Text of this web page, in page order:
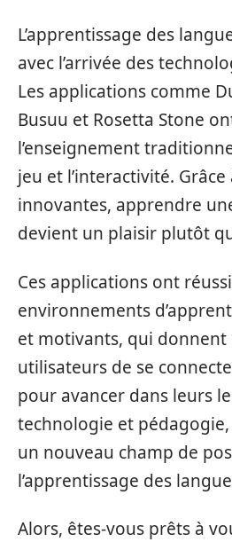
L’apprentissage des
avec l’arrivée des
Les applications comme
Busuu et Rosetta Stone
l’enseignement
jeu et l’interactivité.
innovantes, apprendre
devient un plaisir plutôt
Ces applications ont
environnements
et motivants, qui donnent
utilisateurs de se
pour avancer dans leurs
technologie et
un nouveau champ de
l’apprentissage des
Alors, êtes-vous prêts à